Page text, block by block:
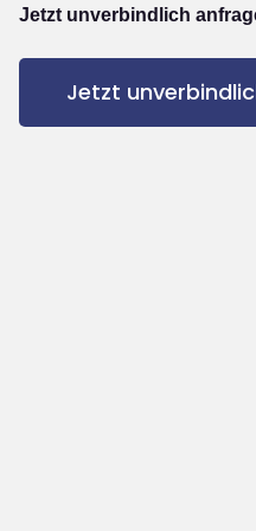
Jetzt unverbindlich
Jetzt